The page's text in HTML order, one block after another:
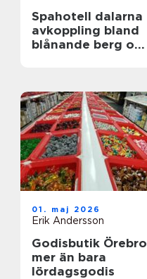
Spahotell dalarna
avkoppling bland
blånande berg och
01. maj 2026
Erik Andersson
Godisbutik Örebro
mer än bara
lördagsgodis